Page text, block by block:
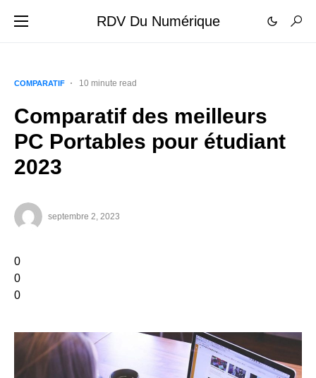
RDV Du Numérique
COMPARATIF 10 minute read
Comparatif des meilleurs
PC Portables pour étudiant
2023
septembre 2, 2023
0
0
0